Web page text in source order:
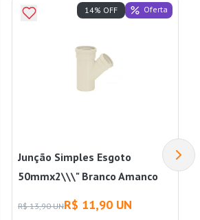
Junção Simples Esgoto
50mmx2\\\" Branco Amanco
R$ 13,90 UNR$ 11,90 UN
14% OFF Oferta